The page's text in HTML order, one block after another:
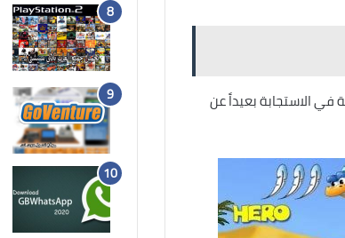
الاستجابة بعيداً عن